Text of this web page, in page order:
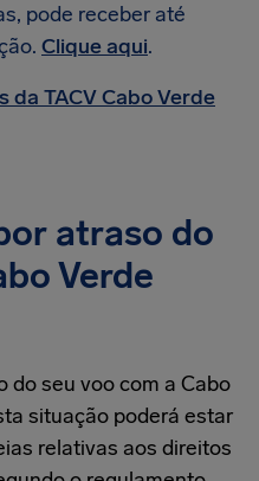
pode receber até
Clique aqui.
da TACV Cabo Verde
atraso do
Verde
do seu voo com a Cabo
situação poderá estar
relativas aos direitos